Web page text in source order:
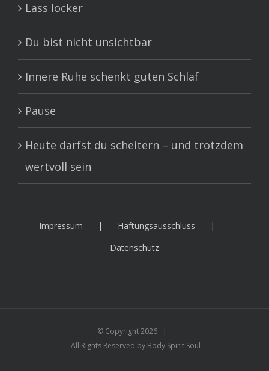
Lass locker
Du bist nicht unsichtbar
Innere Ruhe schenkt guten Schlaf
Pause
Heute darfst du scheitern – und trotzdem
wertvoll sein
Impressum
Haftungsausschluss
Datenschutz
© Copyright2026 |
All Rights Reserved by Body Spirit Soul